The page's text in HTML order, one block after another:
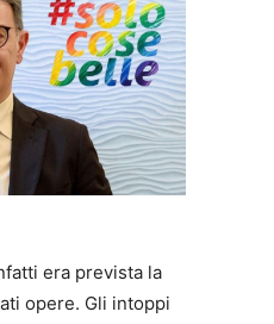
era prevista la
opere. Gli intoppi